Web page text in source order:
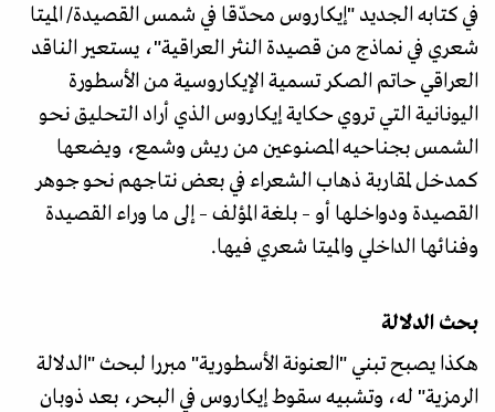
في كتابه الجديد "إيكاروس محدّقا في شمس القصيدة/ الميتا
شعري في نماذج من قصيدة النثر العراقية"، يستعير الناقد
العراقي حاتم الصكر تسمية الإيكاروسية من الأسطورة
اليونانية التي تروي حكاية إيكاروس الذي أراد التحليق نحو
الشمس بجناحيه المصنوعين من ريش وشمع، ويضعها
كمدخل لمقاربة ذهاب الشعراء في بعض نتاجهم نحو جوهر
القصيدة ودواخلها أو – بلغة المؤلف – إلى ما وراء القصيدة
وفنائها الداخلي والميتا شعري فيها.
بحث الدلالة
هكذا يصبح تبني "العنونة الأسطورية" مبررا لبحث "الدلالة
الرمزية" له، وتشبيه سقوط إيكاروس في البحر، بعد ذوبان